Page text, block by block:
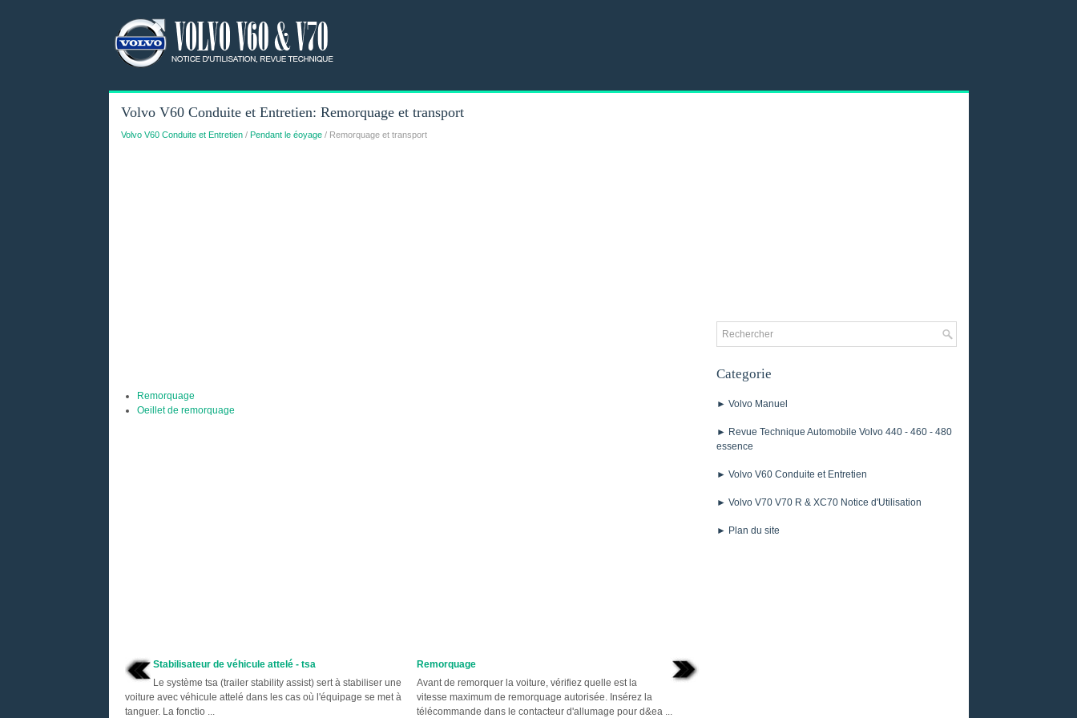
Volvo V60 Conduite et Entretien: Remorquage et transport
Volvo V60 Conduite et Entretien/ Pendant le éoyage/ Remorquage et transport
Remorquage
Oeillet de remorquage
Stabilisateur de véhicule attelé - tsa
Le système tsa (trailer stability assist) sert à stabiliser une
voiture avec véhicule attelé dans les cas où l'équipage se met à
tanguer. La fonctio ...
Remorquage
Avant de remorquer la voiture, vérifiez quelle est la
vitesse maximum de remorquage autorisée. Insérez la
télécommande dans le contacteur d'allumage pour d&ea ...
Categorie
► Volvo Manuel
► Revue Technique Automobile Volvo 440 - 460 - 480
essence
► Volvo V60 Conduite et Entretien
► Volvo V70 V70 R & XC70 Notice d'Utilisation
► Plan du site